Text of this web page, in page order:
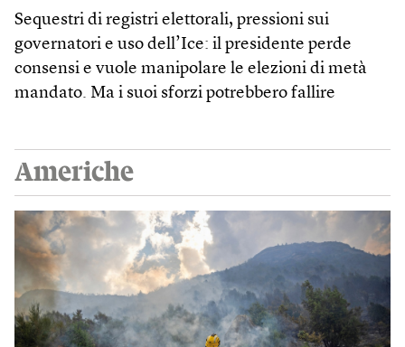
Sequestri di registri elettorali, pressioni sui
governatori e uso dell’Ice: il presidente perde
consensi e vuole manipolare le elezioni di metà
mandato. Ma i suoi sforzi potrebbero fallire
Americhe